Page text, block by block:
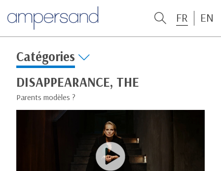
FR EN
Catégories
DISAPPEARANCE, THE
Parents modèles ?